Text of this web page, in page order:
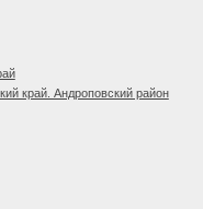
край. Андроповский район